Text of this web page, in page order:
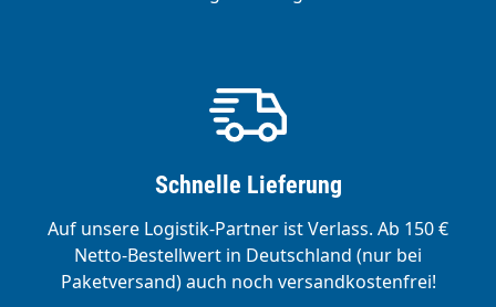
Schnelle Lieferung
Auf unsere Logistik-Partner ist Verlass. Ab 150 €
Netto-Bestellwert in Deutschland (nur bei
Paketversand) auch noch versandkostenfrei!